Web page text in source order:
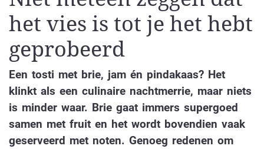
het vies is tot je het hebt
geprobeerd
Een tosti met brie, jam én pindakaas? Het
klinkt als een culinaire nachtmerrie, maar niets
is minder waar. Brie gaat immers supergoed
samen met fruit en het wordt bovendien vaak
geserveerd met noten. Genoeg redenen om